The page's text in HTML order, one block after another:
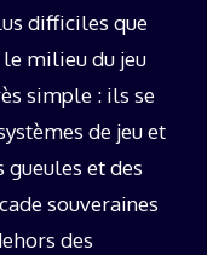
difficiles que
milieu du jeu
simple : ils se
de jeu et
et des
souveraines
des